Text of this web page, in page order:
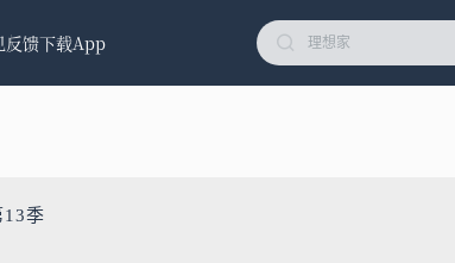
反馈下载App
13季